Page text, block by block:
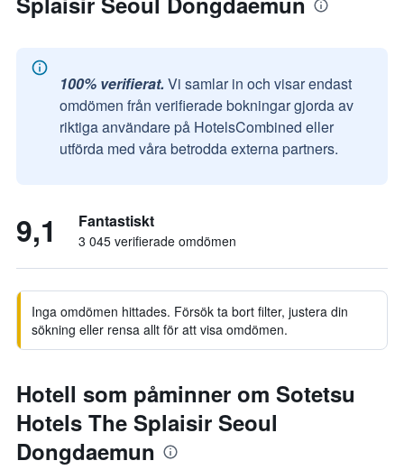
100% verifierat. Vi samlar in och visar endast
omdömen från verifierade bokningar gjorda av
riktiga användare på HotelsCombined eller
utförda med våra betrodda externa partners.
9,1 Fantastiskt
3 045 verifierade omdömen
Inga omdömen hittades. Försök ta bort filter, justera din
sökning eller rensa allt för att visa omdömen.
Hotell som påminner om Sotetsu
Hotels The Splaisir Seoul
Dongdaemun